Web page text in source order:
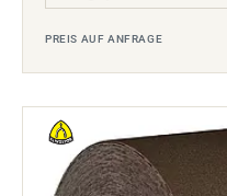
PREIS AUF ANFRAGE